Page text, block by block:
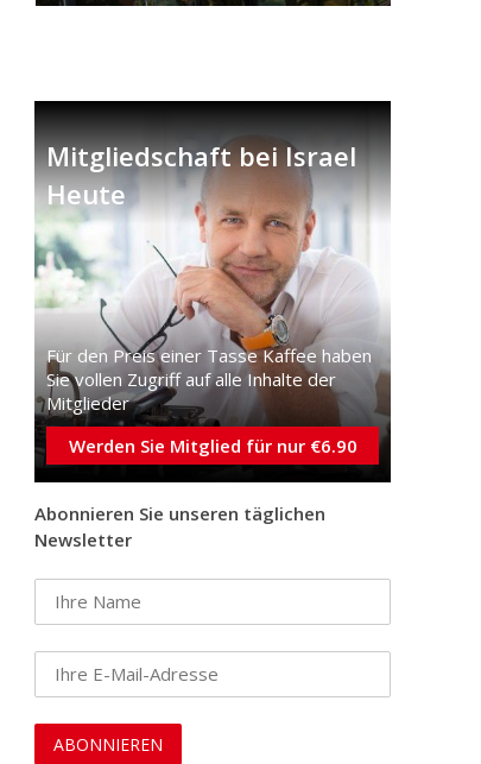
Mitgliedschaft bei Israel
Heute
Für den Preis einer Tasse Kaffee haben
Sie vollen Zugriff auf alle Inhalte der
Mitglieder
Werden Sie Mitglied für nur €6.90
Abonnieren Sie unseren täglichen
Newsletter